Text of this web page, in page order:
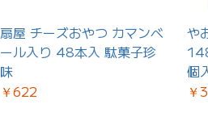
扇屋 チーズおやつ カマンベ
ール入り 48本入 駄菓子珍
味
￥622
や
個
￥